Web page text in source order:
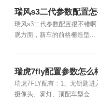
瑞风s3二代参数配置
瑞风s3二代参数配置很不错
观方面，新车的前格栅造型...
瑞虎7fly配置参数怎么
瑞虎7FLY配有：1、无钥匙进
摄像头、雾灯、顶配车型会...